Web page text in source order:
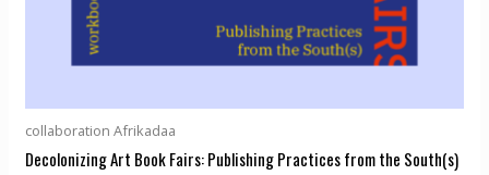
collaboration Afrikadaa
Decolonizing Art Book Fairs: Publishing Practices from the South(s)